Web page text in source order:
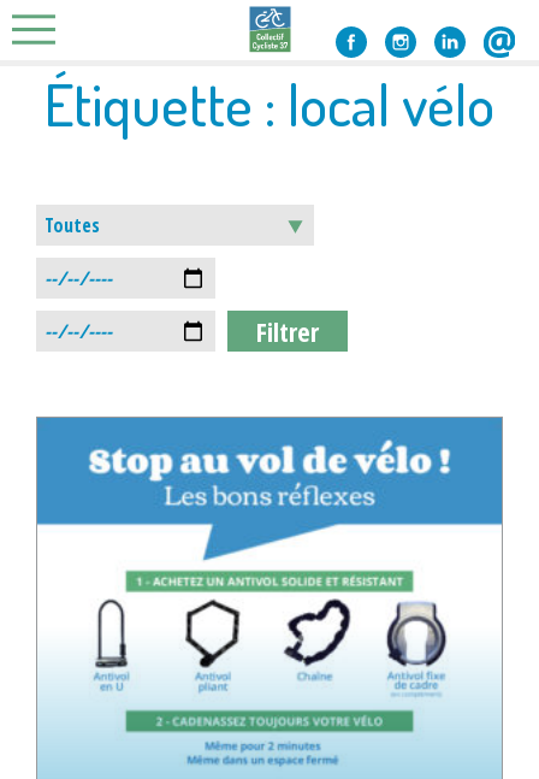
Skip
to
contentÉtiquette : local vélo